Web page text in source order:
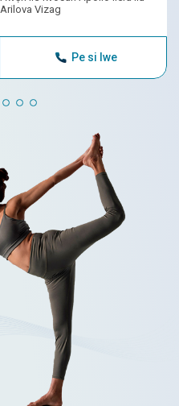
Arilova Vizag
Pe si Iwe